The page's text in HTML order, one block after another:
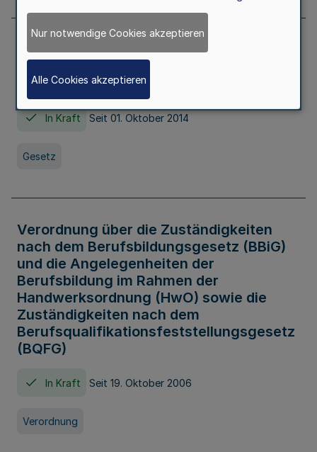
Gesetz über die Hochschulen des Landes
Nordrhein-Westfalen (Hochschulgesetz -
HG)
In Kraft Seit 01. Oktober 2014
Gesetz
Verordnung über die Zuständigkeiten
nach dem Berufsbildungsgesetz (BBiG)
und die Angelegenheiten der
Berufsbildung im Rahmen der
Handwerksordnung (HwO) sowie die
Zuständigkeiten nach dem
Berufsqualifikationsfeststellungsgesetz
(BQFG)
In Kraft Seit 19. Oktober 2006
Verordnung
Nur notwendige Cookies akzeptieren
Alle Cookies akzeptieren